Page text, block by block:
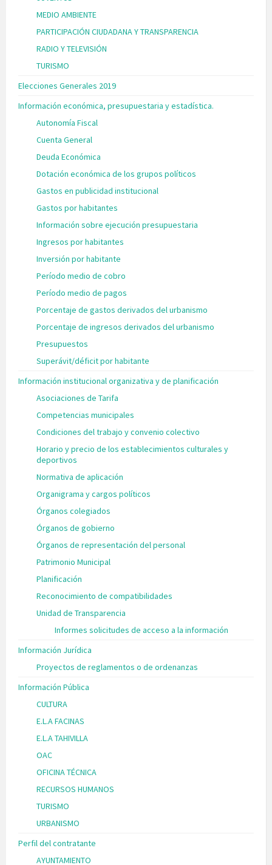
MEDIO AMBIENTE
PARTICIPACIÓN CIUDADANA Y TRANSPARENCIA
RADIO Y TELEVISIÓN
TURISMO
Elecciones Generales 2019
Información económica, presupuestaria y estadística.
Autonomía Fiscal
Cuenta General
Deuda Económica
Dotación económica de los grupos políticos
Gastos en publicidad institucional
Gastos por habitantes
Información sobre ejecución presupuestaria
Ingresos por habitantes
Inversión por habitante
Período medio de cobro
Período medio de pagos
Porcentaje de gastos derivados del urbanismo
Porcentaje de ingresos derivados del urbanismo
Presupuestos
Superávit/déficit por habitante
Información institucional organizativa y de planificación
Asociaciones de Tarifa
Competencias municipales
Condiciones del trabajo y convenio colectivo
Horario y precio de los establecimientos culturales y
deportivos
Normativa de aplicación
Organigrama y cargos políticos
Órganos colegiados
Órganos de gobierno
Órganos de representación del personal
Patrimonio Municipal
Planificación
Reconocimiento de compatibilidades
Unidad de Transparencia
Informes solicitudes de acceso a la información
Información Jurídica
Proyectos de reglamentos o de ordenanzas
Información Pública
CULTURA
E.L.A FACINAS
E.L.A TAHIVILLA
OAC
OFICINA TÉCNICA
RECURSOS HUMANOS
TURISMO
URBANISMO
Perfil del contratante
AYUNTAMIENTO